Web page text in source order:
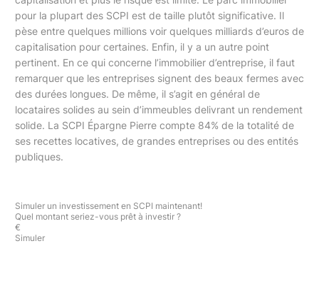
pour la plupart des SCPI est de taille plutôt significative. Il
pèse entre quelques millions voir quelques milliards d’euros de
capitalisation pour certaines. Enfin, il y a un autre point
pertinent. En ce qui concerne l’immobilier d’entreprise, il faut
remarquer que les entreprises signent des beaux fermes avec
des durées longues. De même, il s’agit en général de
locataires solides au sein d’immeubles delivrant un rendement
solide. La SCPI Épargne Pierre compte 84% de la totalité de
ses recettes locatives, de grandes entreprises ou des entités
publiques.
Simuler un investissement en SCPI maintenant!
Quel montant seriez-vous prêt à investir ?
€
Simuler